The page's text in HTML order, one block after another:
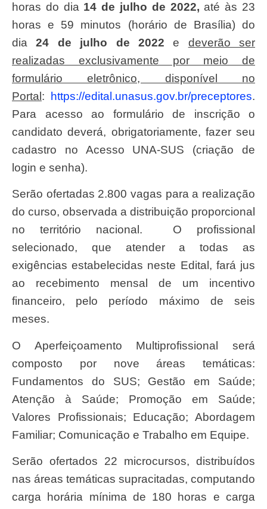
horas do dia 14 de julho de 2022,até às 23
horas e 59 minutos (horário de Brasília) do
dia24 de julho de 2022e deverão ser
realizadas exclusivamente por meio de
formulário eletrônico, disponível no
Portal : https://edital.unasus.gov.br/preceptores.
Para acesso ao formulário de inscrição o
candidato deverá, obrigatoriamente, fazer seu
cadastro no Acesso UNA-SUS (criação de
login e senha).
Serão ofertadas 2.800 vagas para a realização
do curso, observada a distribuição proporcional
no território nacional. O profissional
selecionado, que atender a todas as
exigências estabelecidas neste Edital, fará jus
ao recebimento mensal de um incentivo
financeiro, pelo período máximo de seis
meses.
O Aperfeiçoamento Multiprofissional será
composto por nove áreas temáticas:
Fundamentos do SUS; Gestão em Saúde;
Atenção à Saúde; Promoção em Saúde;
Valores Profissionais; Educação; Abordagem
Familiar; Comunicação e Trabalho em Equipe.
Serão ofertados 22 microcursos, distribuídos
nas áreas temáticas supracitadas, computando
carga horária mínima de 180 horas e carga